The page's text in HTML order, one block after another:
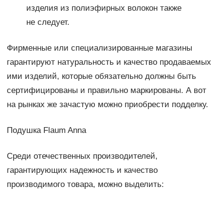
изделия из полиэфирных волокон также
не следует.
Фирменные или специализированные магазины
гарантируют натуральность и качество продаваемых
ими изделий, которые обязательно должны быть
сертифицированы и правильно маркированы. А вот
на рынках же зачастую можно приобрести подделку.
Подушка Flaum Anna
Среди отечественных производителей,
гарантирующих надежность и качество
производимого товара, можно выделить: